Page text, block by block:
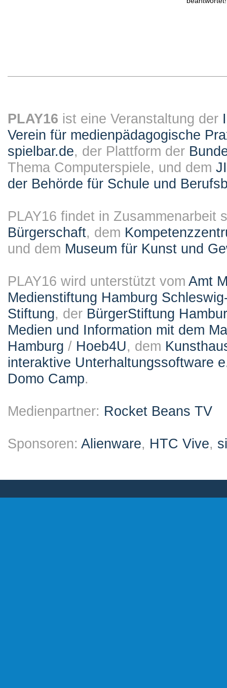
PLAY16 ist eine Veranstaltung der
Verein für medienpädagogische
spielbar.de, der Plattform der
Thema Computerspiele, und dem
der Behörde für Schule und
PLAY16 findet in Zusammenarbeit
Bürgerschaft, dem
und dem Museum für Kunst und
PLAY16 wird unterstützt vom Amt
Medienstiftung Hamburg
Stiftung, der BürgerStiftung
Medien und Information mit dem
Hamburg / Hoeb4U, dem
interaktive Unterhaltungssoftware
Domo Camp.
Medienpartner: Rocket Beans TV
Sponsoren: Alienware, HTC Vive,